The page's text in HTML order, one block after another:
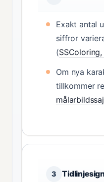
Exakt antal
siffror
(
Om nya
tillkommer
3